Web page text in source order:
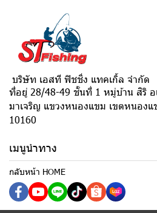
บริษัท เอสที ฟิชชิ่ง แทคเกิ้ล จำกัด
ที่อยู่ 28/48-49 ชั้นที่ 1 หมู่บ้าน สิริ อ
มาเจริญ แขวงหนองแขม เขตหนอง
10160
เมนูนำทาง
กลับหน้า HOME